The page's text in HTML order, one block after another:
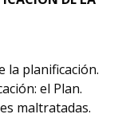
la planificación.
el Plan.
maltratadas.